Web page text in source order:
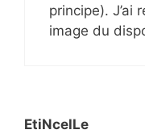
principe). J’ai
image du
EtiNcelLe